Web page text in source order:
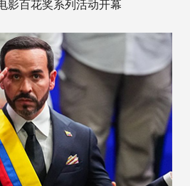
影百花奖系列活动开幕